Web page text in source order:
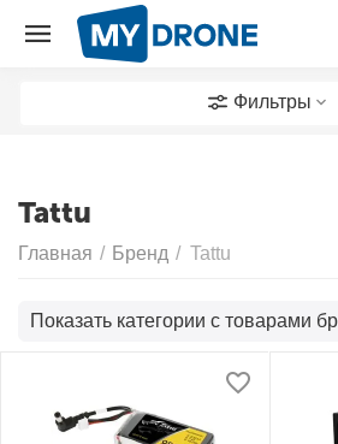
Фильтры
Tattu
Главная / Бренд / Tattu
Показать категории с товарами